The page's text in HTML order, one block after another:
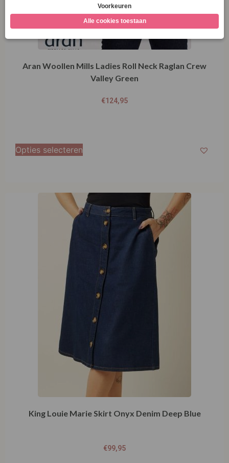
Aran Woollen Mills Ladies Roll Neck Raglan Crew
Valley Green
€124,95
Opties selecteren
King Louie Marie Skirt Onyx Denim Deep Blue
€99,95